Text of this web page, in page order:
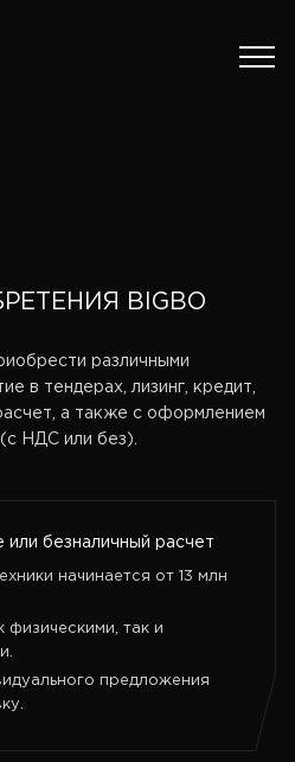
BIGBO
различными
в тендерах, лизинг, кредит,
а также с оформлением
НДС или без).
или безналичный расчет
начинается от 13 млн
физическими, так и
предложения